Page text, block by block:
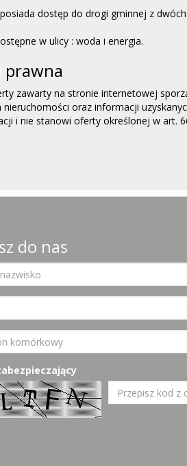
posiada dostęp do drogi gminnej z
w ulicy : woda i energia.
prawna
zawarty na stronie internetowej
nieruchomości oraz informacji
i nie stanowi oferty określonej w art.
do nas